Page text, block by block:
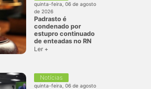
quinta-feira, 06 de agosto
de 2026
Padrasto é
condenado por
estupro continuado
de enteadas no RN
Ler +
Notícias
quinta-feira, 06 de agosto